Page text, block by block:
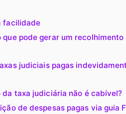
facilidade
pode gerar um recolhimento
judiciais pagas
taxa judiciária não é cabível?
de despesas pagas via guia